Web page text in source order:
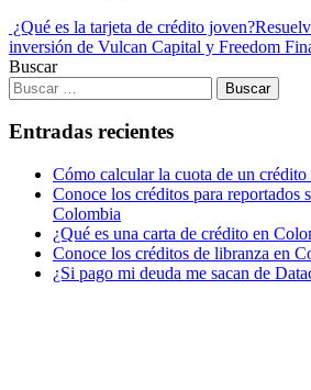
¿Qué es la tarjeta de crédito joven?
inversión de Vulcan Capital y Freedom
Buscar
Entradas recientes
Cómo calcular la cuota de un
Conoce los créditos para reportados
Colombia
¿Qué es una carta de crédito en
Conoce los créditos de libranza en
¿Si pago mi deuda me sacan de